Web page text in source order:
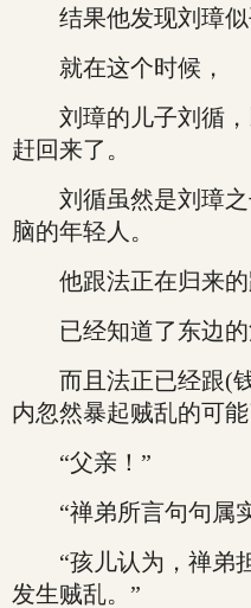
结果他发现刘璋似
就在这个时候，
刘璋的儿子刘循，
赶回来了。
刘循虽然是刘璋之
脑的年轻人。
他跟法正在归来的
已经知道了东边的
而且法正已经跟(钱
内忽然暴起贼乱的可能
“父亲！”
“禅弟所言句句属
“孩儿认为，禅弟
发生贼乱。”